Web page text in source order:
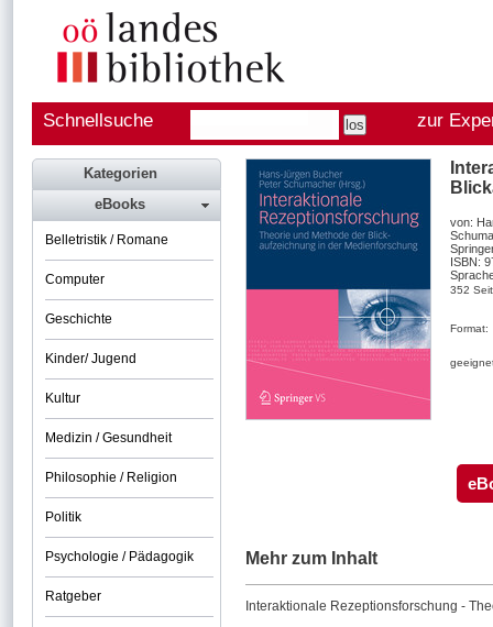
Schnellsuche zur
von:
ISBN:
352
Format:
Mehr zum Inhalt
Interaktionale Rezeptionsforschung -
Kategorien
eBooks
Belletristik / Romane
Computer
Geschichte
Kinder/ Jugend
Kultur
Medizin / Gesundheit
Philosophie / Religion
Politik
Psychologie / Pädagogik
Ratgeber